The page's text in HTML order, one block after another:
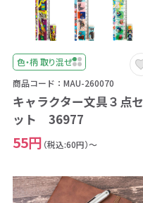
色・柄 取り混ぜ
商品コード：MAU-260070
キャラクター文具３点セ
ット 36977
55円 （税込:60円）～